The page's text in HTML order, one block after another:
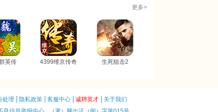
更多>
英传 4399维京传奇 生死狙击2
关于我们
诚聘英才
客服中心
隐私政策
处理